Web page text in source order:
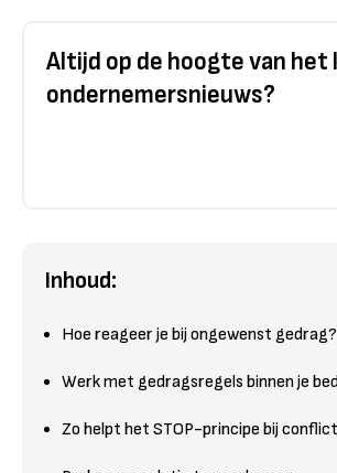
Altijd op de hoogte van
ondernemersnieuws?
Inhoud:
Hoe reageer je bij ongewenst gedrag?
Werk met gedragsregels binnen je
Zo helpt het STOP-principe bij